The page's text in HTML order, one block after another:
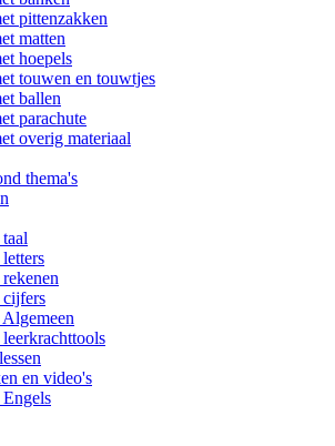
pittenzakken
matten
hoepels
touwen en touwtjes
ballen
parachute
overig materiaal
thema's
en video's